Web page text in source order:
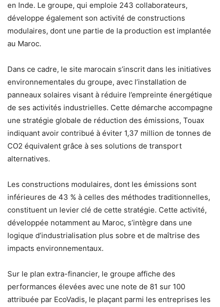
en Inde. Le groupe, qui emploie 243 collaborateurs,
développe également son activité de constructions
modulaires, dont une partie de la production est implantée
au Maroc.
Dans ce cadre, le site marocain s’inscrit dans les initiatives
environnementales du groupe, avec l’installation de
panneaux solaires visant à réduire l’empreinte énergétique
de ses activités industrielles. Cette démarche accompagne
une stratégie globale de réduction des émissions, Touax
indiquant avoir contribué à éviter 1,37 million de tonnes de
CO2 équivalent grâce à ses solutions de transport
alternatives.
Les constructions modulaires, dont les émissions sont
inférieures de 43 % à celles des méthodes traditionnelles,
constituent un levier clé de cette stratégie. Cette activité,
développée notamment au Maroc, s’intègre dans une
logique d’industrialisation plus sobre et de maîtrise des
impacts environnementaux.
Sur le plan extra-financier, le groupe affiche des
performances élevées avec une note de 81 sur 100
attribuée par EcoVadis, le plaçant parmi les entreprises les